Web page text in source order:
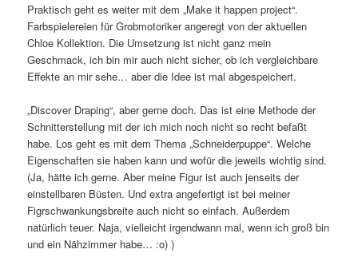
Praktisch geht es weiter mit dem „Make it happen project“.
Farbspielereien für Grobmotoriker angeregt von der aktuellen
Chloe Kollektion. Die Umsetzung ist nicht ganz mein
Geschmack, ich bin mir auch nicht sicher, ob ich vergleichbare
Effekte an mir sehe… aber die Idee ist mal abgespeichert.
„Discover Draping“, aber gerne doch. Das ist eine Methode der
Schnitterstellung mit der ich mich noch nicht so recht befaßt
habe. Los geht es mit dem Thema „Schneiderpuppe“. Welche
Eigenschaften sie haben kann und wofür die jeweils wichtig sind.
(Ja, hätte ich gerne. Aber meine Figur ist auch jenseits der
einstellbaren Büsten. Und extra angefertigt ist bei meiner
Figrschwankungsbreite auch nicht so einfach. Außerdem
natürlich teuer. Naja, vielleicht irgendwann mal, wenn ich groß bin
und ein Nähzimmer habe… :o) )